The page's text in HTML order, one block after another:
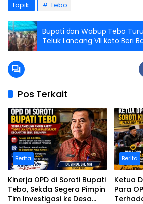
Topik:
Tebo
Bupati dan Wabup Tebo
Teluk Lancang VII Koto Beri
Sembako Pada Korban Banjir
Pos Terkait
Berita
Kinerja OPD di Soroti Bupati
Tebo, Sekda Segera Pimpin
Tim Investigasi ke Desa
Berita
Ketua
Para